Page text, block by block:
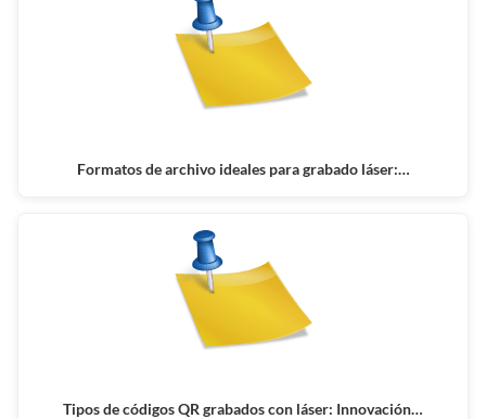
Formatos de archivo ideales para grabado láser:…
Tipos de códigos QR grabados con láser: Innovación…